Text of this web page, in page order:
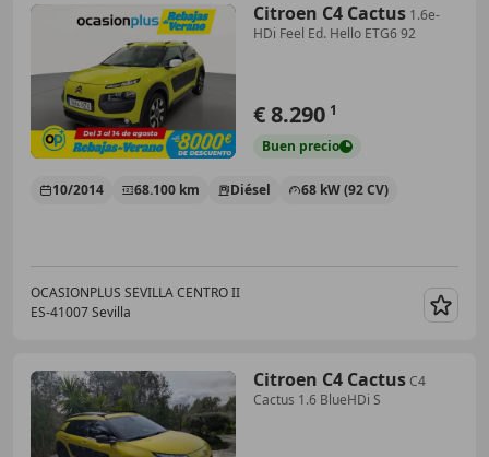
Citroen C4 Cactus 1.6e-
HDi Feel Ed. Hello ETG6 92
€ 8.290 1
Buen precio
10/2014 68.100 km Diésel 68 kW (92 CV)
OCASIONPLUS SEVILLA CENTRO II
ES-41007 Sevilla
Citroen C4 CactusC4
Cactus 1.6 BlueHDi S